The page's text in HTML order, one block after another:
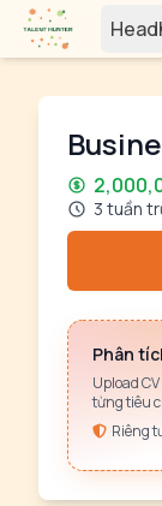
3 tuần
Phân
Upload
từng tiêu
Riêng